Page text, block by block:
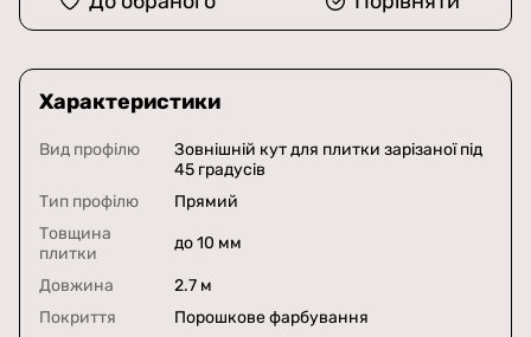
Характеристики
Вид профілю
Зовнішній кут для плитки зарізаної під
45 градусів
Тип профілю
Прямий
Товщина
плитки
до 10 мм
Довжина
2.7 м
Покриття
Порошкове фарбування